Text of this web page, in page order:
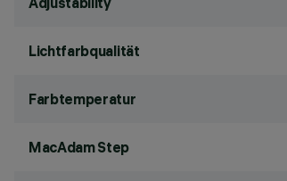
Lichtfarbqualität
Farbtemperatur
MacAdam Step